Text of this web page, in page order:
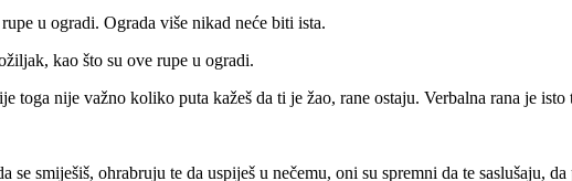
u ogradi. Ograda više nikad neće biti ista.
kao što su ove rupe u ogradi.
toga nije važno koliko puta kažeš da ti je žao, rane ostaju. Verbalna rana je
smiješiš, ohrabruju te da uspiješ u nečemu, oni su spremni da te saslušaju,